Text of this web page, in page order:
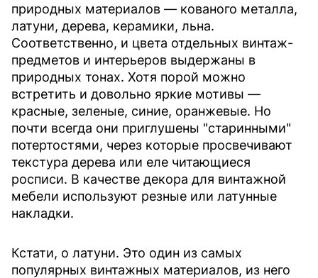
природных материалов — кованого металла,
латуни, дерева, керамики, льна.
Соответственно, и цвета отдельных винтаж-
предметов и интерьеров выдержаны в
природных тонах. Хотя порой можно
встретить и довольно яркие мотивы —
красные, зеленые, синие, оранжевые. Но
почти всегда они приглушены "старинными"
потертостями, через которые просвечивают
текстура дерева или еле читающиеся
росписи. В качестве декора для винтажной
мебели используют резные или латунные
накладки.
Кстати, о латуни. Это один из самых
популярных винтажных материалов, из него